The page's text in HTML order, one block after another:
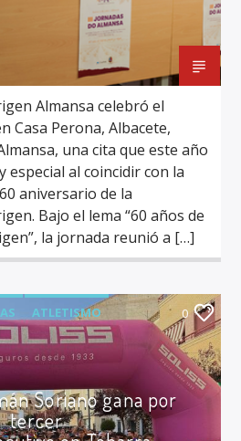
Almansa celebró el
Casa Perona, Albacete,
una cita que este año
especial al coincidir con la
aniversario de la
Bajo el lema “60 años de
la jornada reunió a […]
ATLETISMO
0
Soriano gana por
tercer